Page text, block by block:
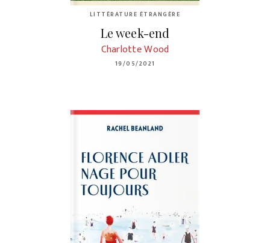
LITTÉRATURE ÉTRANGÈRE
Le week-end
Charlotte Wood
19/05/2021